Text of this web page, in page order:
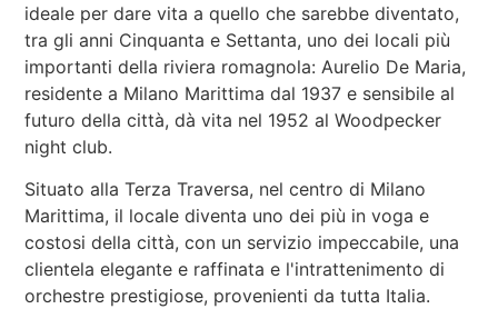
ideale per dare vita a quello che sarebbe diventato,
tra gli anni Cinquanta e Settanta, uno dei locali più
importanti della riviera romagnola: Aurelio De Maria,
residente a Milano Marittima dal 1937 e sensibile al
futuro della città, dà vita nel 1952 al Woodpecker
night club.
Situato alla Terza Traversa, nel centro di Milano
Marittima, il locale diventa uno dei più in voga e
costosi della città, con un servizio impeccabile, una
clientela elegante e raffinata e l'intrattenimento di
orchestre prestigiose, provenienti da tutta Italia.